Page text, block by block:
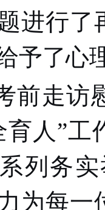
进行了
予了心
前走访
育人”
列务
为每一